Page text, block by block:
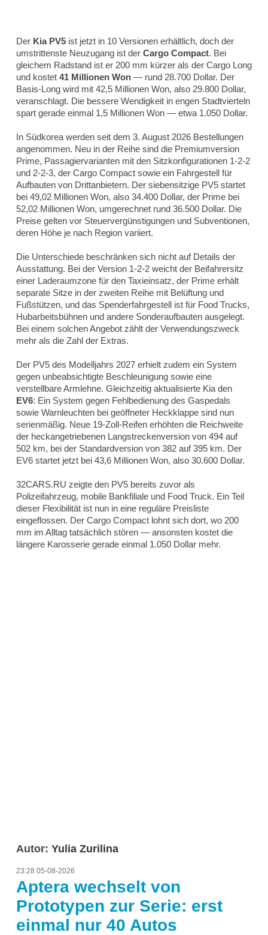
Der Kia PV5 ist jetzt in 10 Versionen erhältlich, doch der
umstrittenste Neuzugang ist der Cargo Compact. Bei
gleichem Radstand ist er 200 mm kürzer als der Cargo Long
und kostet 41 Millionen Won — rund 28.700 Dollar. Der
Basis-Long wird mit 42,5 Millionen Won, also 29.800 Dollar,
veranschlagt. Die bessere Wendigkeit in engen Stadtvierteln
spart gerade einmal 1,5 Millionen Won — etwa 1.050 Dollar.
In Südkorea werden seit dem 3. August 2026 Bestellungen
angenommen. Neu in der Reihe sind die Premiumversion
Prime, Passagiervarianten mit den Sitzkonfigurationen 1-2-2
und 2-2-3, der Cargo Compact sowie ein Fahrgestell für
Aufbauten von Drittanbietern. Der siebensitzige PV5 startet
bei 49,02 Millionen Won, also 34.400 Dollar, der Prime bei
52,02 Millionen Won, umgerechnet rund 36.500 Dollar. Die
Preise gelten vor Steuervergünstigungen und Subventionen,
deren Höhe je nach Region variiert.
Die Unterschiede beschränken sich nicht auf Details der
Ausstattung. Bei der Version 1-2-2 weicht der Beifahrersitz
einer Laderaumzone für den Taxieinsatz, der Prime erhält
separate Sitze in der zweiten Reihe mit Belüftung und
Fußstützen, und das Spenderfahrgestell ist für Food Trucks,
Hubarbeitsbühnen und andere Sonderaufbauten ausgelegt.
Bei einem solchen Angebot zählt der Verwendungszweck
mehr als die Zahl der Extras.
Der PV5 des Modelljahrs 2027 erhielt zudem ein System
gegen unbeabsichtigte Beschleunigung sowie eine
verstellbare Armlehne. Gleichzeitig aktualisierte Kia den
EV6: Ein System gegen Fehlbedienung des Gaspedals
sowie Warnleuchten bei geöffneter Heckklappe sind nun
serienmäßig. Neue 19-Zoll-Reifen erhöhten die Reichweite
der heckangetriebenen Langstreckenversion von 494 auf
502 km, bei der Standardversion von 382 auf 395 km. Der
EV6 startet jetzt bei 43,6 Millionen Won, also 30.600 Dollar.
32CARS.RU zeigte den PV5 bereits zuvor als
Polizeifahrzeug, mobile Bankfiliale und Food Truck. Ein Teil
dieser Flexibilität ist nun in eine reguläre Preisliste
eingeflossen. Der Cargo Compact lohnt sich dort, wo 200
mm im Alltag tatsächlich stören — ansonsten kostet die
längere Karosserie gerade einmal 1.050 Dollar mehr.
Autor: Yulia Zurilina
23:28 05-08-2026
Aptera wechselt von
Prototypen zur Serie: erst
einmal nur 40 Autos